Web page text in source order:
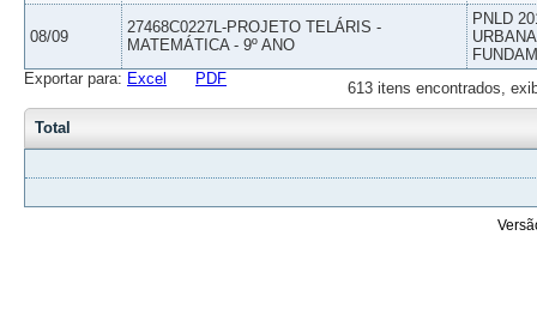
08/09
27468C0227L-PROJETO TELÁRIS -
MATEMÁTICA - 9º ANO
PNLD
613 itens encontrados,
Exportar para: Excel PDF
Total